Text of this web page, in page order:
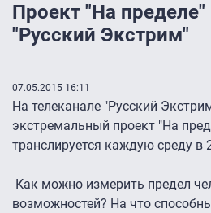
Проект "На пределе"
"Русский Экстрим"
07.05.2015 16:11
На телеканале "Русский
экстремальный проект "На
транслируется каждую среду в
Как можно измерить предел
возможностей? На что